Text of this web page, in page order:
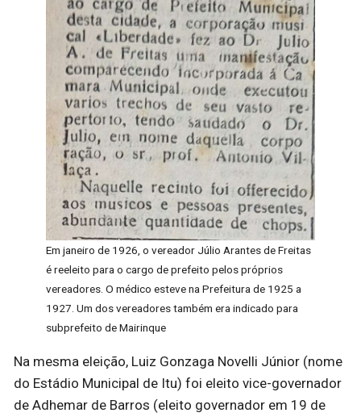
Em janeiro de 1926, o vereador Júlio Arantes de Freitas
é reeleito para o cargo de prefeito pelos próprios
vereadores. O médico esteve na Prefeitura de 1925 a
1927. Um dos vereadores também era indicado para
subprefeito de Mairinque
Na mesma eleição, Luiz Gonzaga Novelli Júnior (nome
do Estádio Municipal de Itu) foi eleito vice-governador
de Adhemar de Barros (eleito governador em 19 de